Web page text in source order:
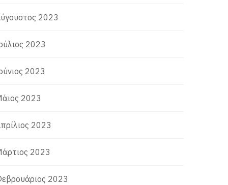
2023
2023
2023
2023
2023
2023
2023